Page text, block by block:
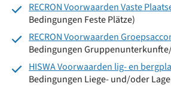
RECRON Voorwaarden Vaste
Bedingungen Feste Plätze)
RECRON Voorwaarden
Bedingungen
HISWA Voorwaarden lig- en
Bedingungen Liege- und/oder